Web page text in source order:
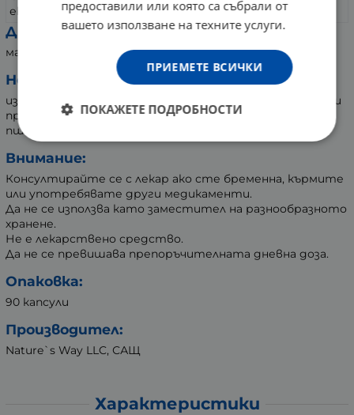
екстракт
1000 mg 3000 mg
Други съставки:
магнезиев стеарат, желатинова капсула.
Не съдържа
изкуствени аромати и оцветители, царевица, млечни
продукти, консерванти, глутен, соя, сол, захар,
пшеница, мая
Внимание:
Консултирайте се с лекар ако сте бременна, кърмите
или употребявате други медикаменти.
Да не се използва като заместител на разнообразното
хранене.
Не е лекарствено средство.
Да не се превишава препоръчителната дневна доза.
Опаковка:
90 капсули
Производител:
Nature`s Way LLC, САЩ
Характеристики
предоставили или която са събрали от
вашето използване на техните услуги.
ПРИЕМЕТЕ ВСИЧКИ
ПОКАЖЕТЕ ПОДРОБНОСТИ